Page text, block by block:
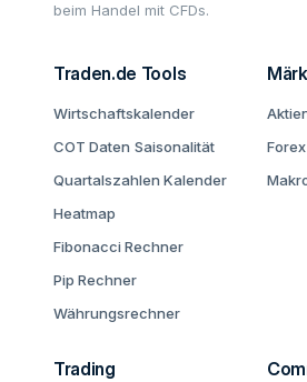
beim Handel mit CFDs.
Traden.de Tools
Wirtschaftskalender
COT Daten Saisonalität
Quartalszahlen Kalender
Heatmap
Fibonacci Rechner
Pip Rechner
Währungsrechner
Forex
Trading